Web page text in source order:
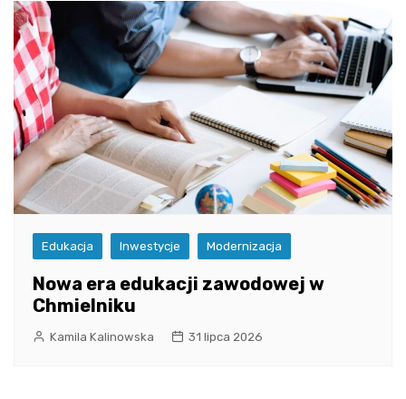
Edukacja Inwestycje Modernizacja
Nowa era edukacji zawodowej w
Chmielniku
Kamila Kalinowska 31 lipca 2026